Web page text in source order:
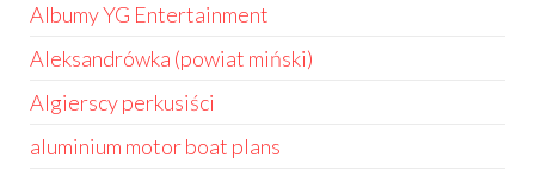
Albumy YG Entertainment
Aleksandrówka (powiat miński)
Algierscy perkusiści
aluminium motor boat plans